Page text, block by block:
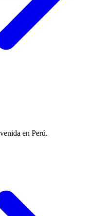
en Perú.